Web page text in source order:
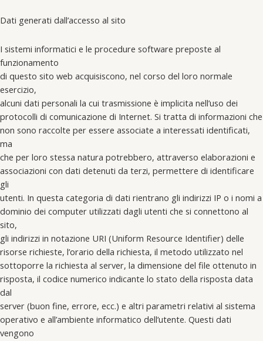
Dati generati dall’accesso al sito
I sistemi informatici e le procedure software preposte al
funzionamento
di questo sito web acquisiscono, nel corso del loro normale
esercizio,
alcuni dati personali la cui trasmissione è implicita nell’uso dei
protocolli di comunicazione di Internet. Si tratta di informazioni che
non sono raccolte per essere associate a interessati identificati,
ma
che per loro stessa natura potrebbero, attraverso elaborazioni e
associazioni con dati detenuti da terzi, permettere di identificare
gli
utenti. In questa categoria di dati rientrano gli indirizzi IP o i nomi a
dominio dei computer utilizzati dagli utenti che si connettono al
sito,
gli indirizzi in notazione URI (Uniform Resource Identifier) delle
risorse richieste, l’orario della richiesta, il metodo utilizzato nel
sottoporre la richiesta al server, la dimensione del file ottenuto in
risposta, il codice numerico indicante lo stato della risposta data
dal
server (buon fine, errore, ecc.) e altri parametri relativi al sistema
operativo e all’ambiente informatico dell’utente. Questi dati
vengono